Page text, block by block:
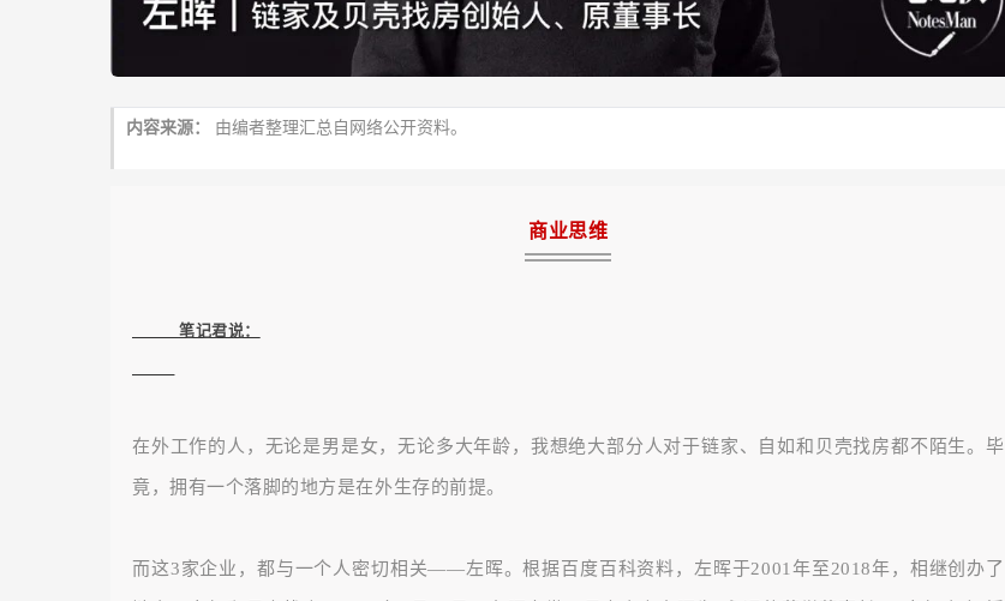
内容来源： 由编者整理汇总自网络公开资料。
商业思维
在外工作的人，无论是男是女，无论多大年龄，我想绝大部分人对于链家、自如和贝壳找房都不陌生。毕
竟，拥有一个落脚的地方是在外生存的前提。
而这3家企业，都与一个人密切相关——左晖。根据百度百科资料，左晖于2001年至2018年，相继创办了